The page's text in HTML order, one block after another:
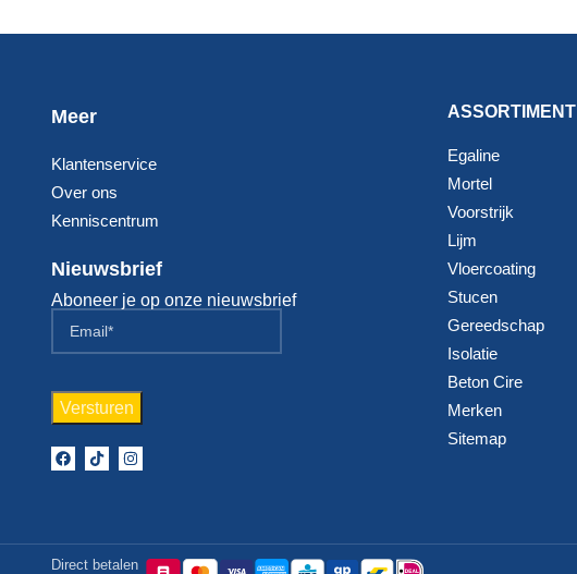
Meer
Klantenservice
Over ons
Kenniscentrum
Nieuwsbrief
Aboneer je op onze nieuwsbrief
ASSORTIMENT
Egaline
Mortel
Voorstrijk
Lijm
Vloercoating
Stucen
Gereedschap
Isolatie
Beton Cire
Merken
Sitemap
Direct betalen